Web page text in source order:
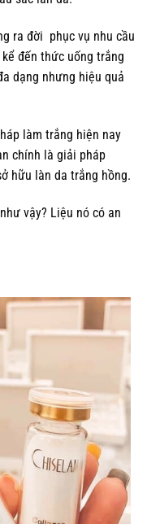
ra đời phục vụ nhu cầu
đến thức uống trắng
dạng nhưng hiệu quả
làm trắng hiện nay
chính là giải pháp
hữu làn da trắng hồng.
vậy? Liệu nó có an